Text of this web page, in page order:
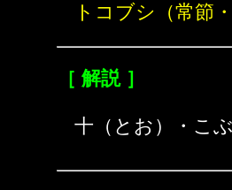
トコブシ（常節・
［ 解説 ］
十（とお）・こ